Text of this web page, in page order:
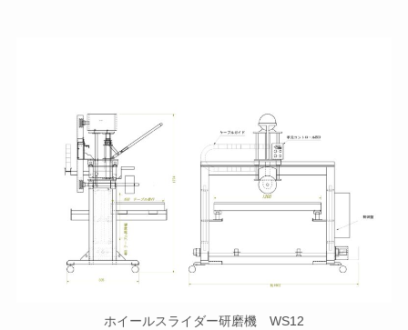
ホイールスライダー研磨機 WS12